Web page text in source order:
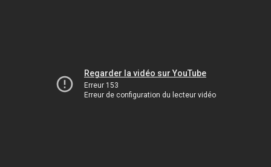
Regarder la vidéo sur YouTube
Erreur 153
Erreur de configuration du lecteur vidéo